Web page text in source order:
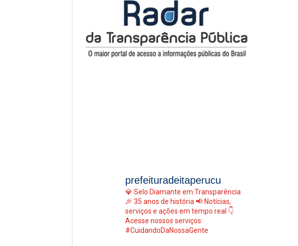
prefeituradeitaperucu
💎 Selo Diamante em Transparência
🎉 35 anos de história 📢 Notícias,
serviços e ações em tempo real 👇
Acesse nossos serviços:
#CuidandoDaNossaGente